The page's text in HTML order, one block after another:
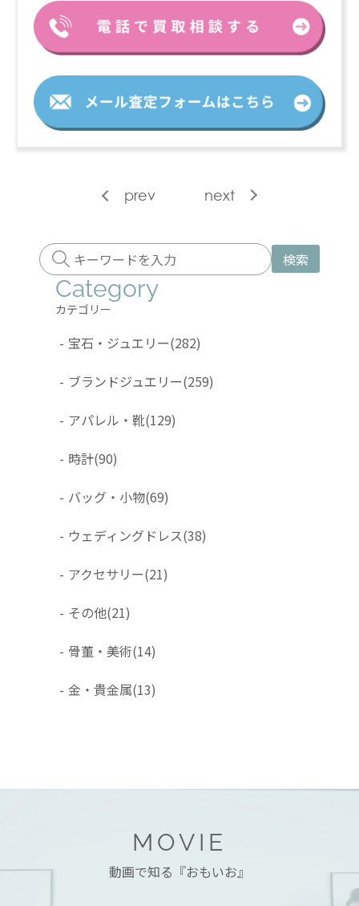
prev next
検索
Category
カテゴリー
- 宝石・ジュエリー(282)
- ブランドジュエリー(259)
- アパレル・靴(129)
- 時計(90)
- バッグ・小物(69)
- ウェディングドレス(38)
- アクセサリー(21)
- その他(21)
- 骨董・美術(14)
- 金・貴金属(13)
MOVIE
動画で知る『おもいお』